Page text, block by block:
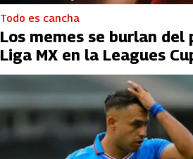
Todo es cancha
Los memes se burlan del
Liga MX en la Leagues